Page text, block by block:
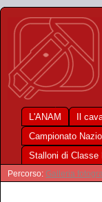
L'ANAM Il
Campionato
Stalloni di Classe
Percorso: Galleria